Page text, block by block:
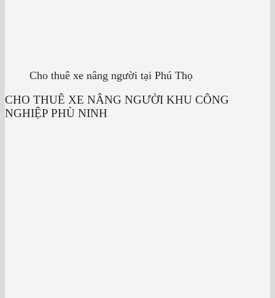
Cho thuê xe nâng người tại Phú Thọ
CHO THUÊ XE NÂNG NGƯỜI KHU CÔNG
NGHIỆP PHÙ NINH